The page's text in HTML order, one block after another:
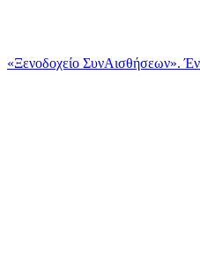
«Ξενοδοχείο ΣυνΑισθήσεων».